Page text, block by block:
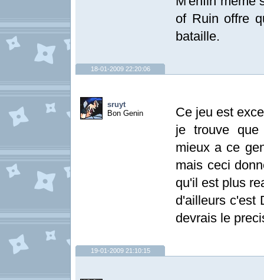
of Ruin offre
bataille.
18-01-2009 22:20:06
sruyt
Bon Genin
Ce jeu est
je trouve
mieux a ce
mais ceci
qu'il est plus
d'ailleurs c'est
devrais le
19-01-2009 21:10:15